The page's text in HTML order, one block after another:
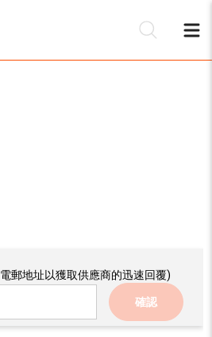
郵地址以獲取供應商的迅速回覆)
確認